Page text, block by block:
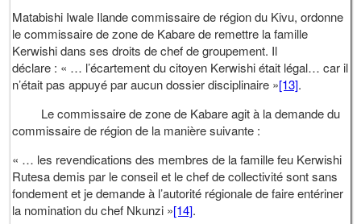
Matabishi Iwale Ilande commissaire de région du Kivu, ordonne
le commissaire de zone de Kabare de remettre la famille
Kerwishi dans ses droits de chef de groupement. Il
déclare : « … l’écartement du citoyen Kerwishi était légal… car il
n’était pas appuyé par aucun dossier disciplinaire »[13].
Le commissaire de zone de Kabare agit à la demande du
commissaire de région de la manière suivante :
« … les revendications des membres de la famille feu Kerwishi
Rutesa demis par le conseil et le chef de collectivité sont sans
fondement et je demande à l’autorité régionale de faire entériner
la nomination du chef Nkunzi »[14].